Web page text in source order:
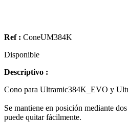
Ref : ConeUM384K
Disponible
Descriptivo :
Cono para Ultramic384K_EVO y
Se mantiene en posición mediante
puede quitar fácilmente.